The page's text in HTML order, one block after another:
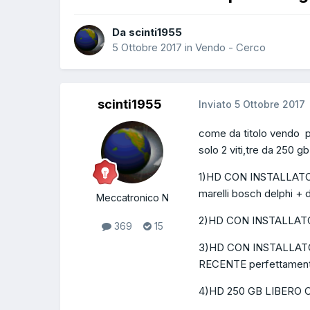
Da scinti1955
5 Ottobre 2017 in Vendo - Cerco
scinti1955
Meccatronico N
369 15
Inviato 5 Ottobre 2017
come da titolo vendo
solo 2 viti,tre da 250
1)HD CON
marelli bosch delphi +
2)HD CON
3)HD CON
RECENTE
4)HD 250 GB LIBERO